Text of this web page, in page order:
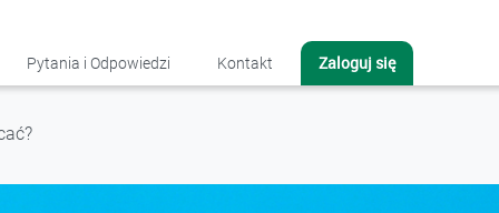
Pytania i Odpowiedzi Kontakt Zaloguj się